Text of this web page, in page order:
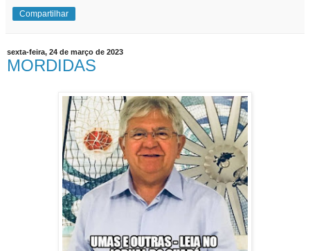
Compartilhar
sexta-feira, 24 de março de 2023
MORDIDAS